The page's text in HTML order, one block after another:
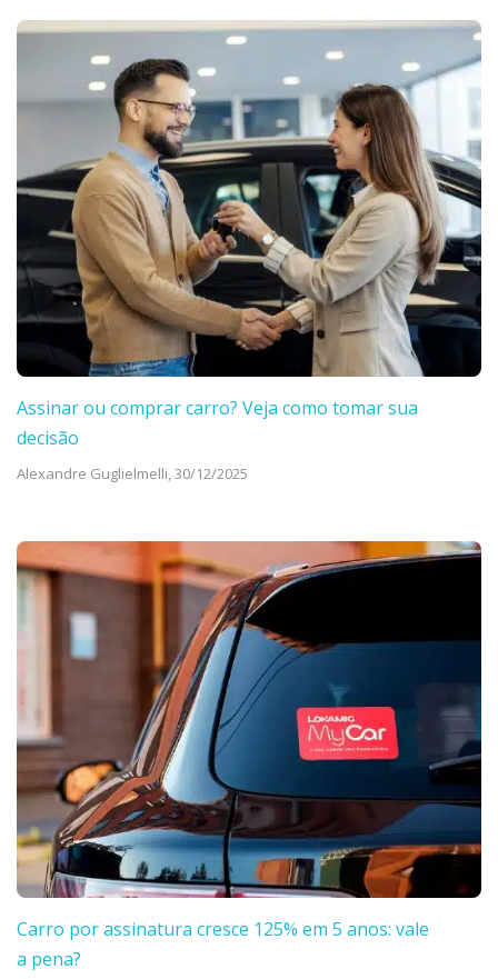
Assinar ou comprar carro? Veja como tomar sua
decisão
Alexandre Guglielmelli,30/12/2025
Carro por assinatura cresce 125% em 5 anos: vale
a pena?